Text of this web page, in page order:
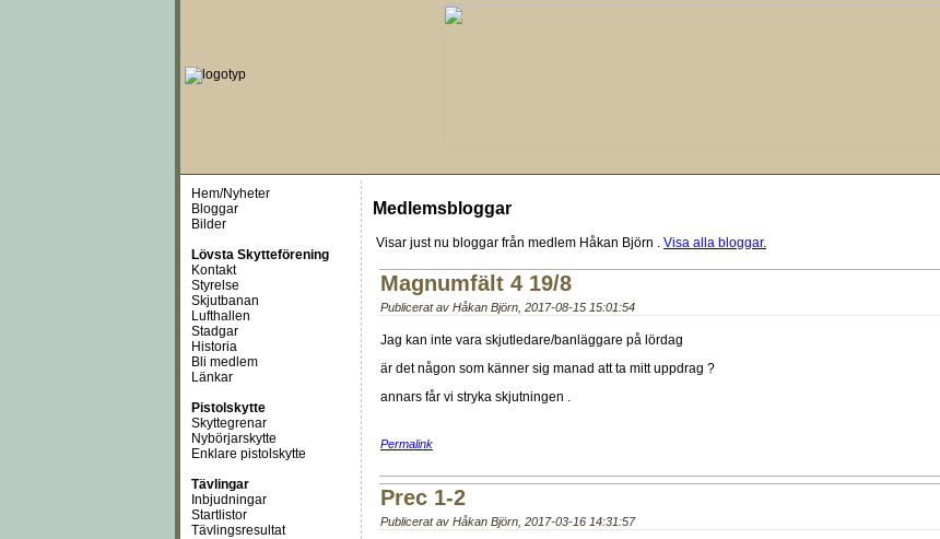
Hem/Nyheter
Bloggar
Bilder
Lövsta Skytteförening
Kontakt
Styrelse
Skjutbanan
Lufthallen
Stadgar
Historia
Bli medlem
Länkar
Pistolskytte
Skyttegrenar
Nybörjarskytte
Enklare pistolskytte
Tävlingar
Inbjudningar
Startlistor
Tävlingsresultat
Medlemsbloggar
Visar just nu bloggar från medlem Håkan Björn . Visa alla bloggar.
Magnumfält 4 19/8
Publicerat av Håkan Björn 2017-08-15 15:01:54
Jag kan inte vara skjutledare/banläggare på lördag
är det någon som känner sig manad att ta mitt uppdrag ?
annars får vi stryka skjutningen .
Permalink
Prec 1-2
Publicerat av Håkan Björn 2017-03-16 14:31:57